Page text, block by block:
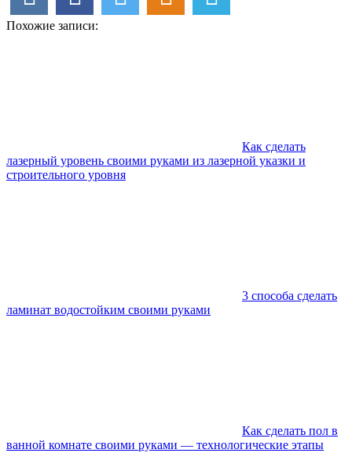
Похожие записи:
Как сделать
лазерный уровень своими руками из лазерной указки и
строительного уровня
3 способа сделать
ламинат водостойким своими руками
Как сделать пол в
ванной комнате своими руками — технологические этапы